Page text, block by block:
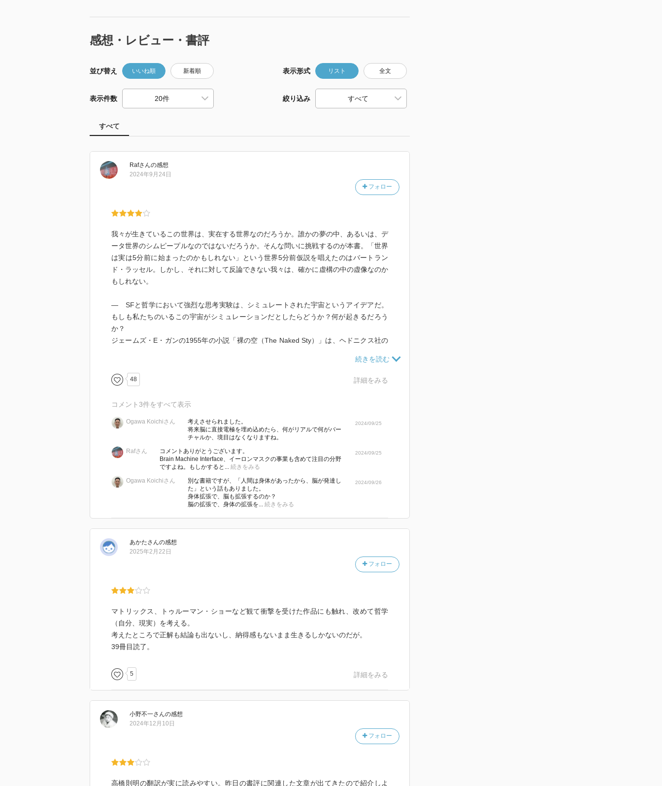
感想・レビュー・書評
並び替え いいね順 新着順 表示形式 リスト 全文
表示件数 絞り込み
すべて
Rafさんの感想
フォロー
2024年9月24日
我々が生きているこの世界は、実在する世界なのだろうか。誰かの夢の中、あるいは、デ
ータ世界のシムピープルなのではないだろうか。そんな問いに挑戦するのが本書。「世界
は実は5分前に始まったのかもしれない」という世界5分前仮説を唱えたのはバートラン
ド・ラッセル。しかし、それに対して反論できない我々は、確かに虚構の中の虚像なのか
もしれない。
― SFと哲学において強烈な思考実験は、シミュレートされた宇宙というアイデアだ。
もしも私たちのいるこの宇宙がシミュレーションだとしたらどうか？何が起きるだろう
か？
ジェームズ・E・ガンの1955年の小説「裸の空（The Naked Sty）」は、ヘドニクス社の
れた。ヘドニクス評議会の経験機械は破壊されたようだったが、主人公は自分がまだ機械
の中にいるのか、現実にいるのかわからなかった。
― 昔から哲学者はこうした知識について、本当に知っているのかと疑問を呈してきた。
ちの科学知識を疑った。同時代のインド仏教の僧、龍樹（サンスクリット名ナーガールジ
ュナ）は、哲学から知識を得られるのか疑問を呈した。11世紀ペルシアの哲学者ガザーリ
ーは、自分たちが見聞きしたものの知識を疑った。18世紀スコットランドの哲学者ディヴ
ィッド・ヒュームは未来に関する人間の知識を疑った。現代アメリカの哲学者のグレー
ス・ヘルトンとエリック・シュウィッツゲーベルはそれぞれ、私たちに他人の心がわかる
のか、自分の心がわかるのかと疑問を呈している。私たちに知識はあるのか？人間の知識
に疑いを抱く哲学者もいる。古代ギリシアの哲学者ピュロンとその信奉者は、自分たちの
知覚と信念を信用するべきではない、と説いた。信用すると知識を得ることも幸せになる
こともできない。何かを信ずることをやめれば、心配から解放されるのだ、と。ほとんど
の人はピュロンに反対する。私たちは物事を知っていると信じている。
だが、本当に知っているのだろうか？
― VRには、場所に関する内臓でわかる感覚や妥当性や身体化の要素があると言った点
場合もあるが、多くの場合で、錯覚ではないリアルなVRの知覚がともなうのだ。
― 「アバター」という言葉はヒンドゥー教に由来し、ヴィシュヌ神などが地上に降りて
くるときに化身となる体の意味として使われた。
この世界がVRであるわけがない、だって、ゴーグルをつけている感覚がないじゃない、
VR機器の役割を果たし、それがクラウドに繋がっている場合だ。その意味で、先週読ん
だ『操作される現実―VR・合成音声・ディープフェイクが生む虚構のプロパガンダ』サ
死後にも論理や秩序世界が持続する事と、この世界がバーチャルであるという事(脳の外
部からそれを成立させているという考え)は矛盾しない。あくまで可能性の話だが。
48 詳細をみる
コメント 3件をすべて表示
Ogawa Koichiさん
考えさせられました。
将来脳に直接電極を埋め込めたら、何がリアルで何がバー
チャルか、境目はなくなりますね。
2024/09/25
Rafさん
コメントありがとうございます。
Brain Machine Interface、イーロンマスクの事業も含めて注目の分野
ですよね。もしかすると... 続きをみる
2024/09/25
Ogawa Koichiさん
別な書籍ですが、「人間は身体があったから、脳が発達し
た」という話もありました。
身体拡張で、脳も拡張するのか？
脳の拡張で、身体の拡張を... 続きをみる
2024/09/26
あかたさんの感想
フォロー
2025年2月22日
マトリックス、トゥルーマン・ショーなど観て衝撃を受けた作品にも触れ、改めて哲学
（自分、現実）を考える。
考えたところで正解も結論も出ないし、納得感もないまま生きるしかないのだが。
39冊目読了。
5 詳細をみる
小野不一さんの感想
フォロー
2024年12月10日
高橋則明の翻訳が実に読みやすい。昨日の書評に関連した文章が出てきたので紹介しよ